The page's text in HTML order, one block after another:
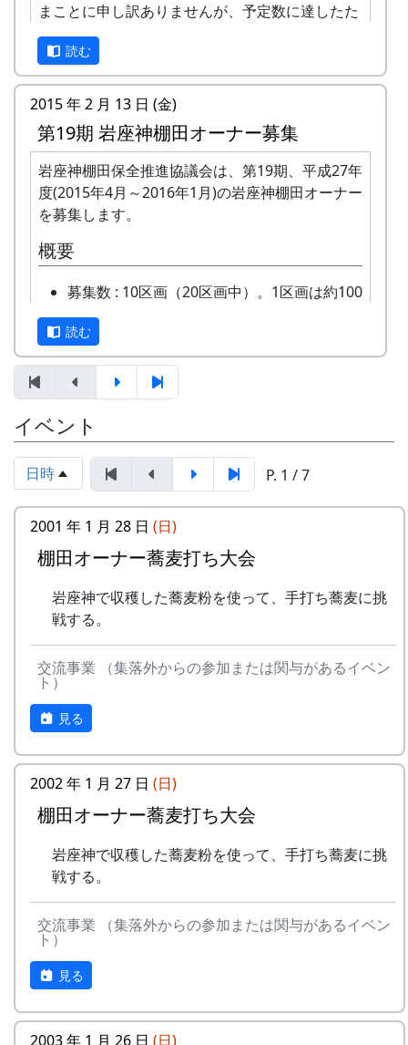
名、電話番号を明記して下さい）。 折り返
し、詳しい内容と「申し込みアンケート」を
お送りいたしますので、申し込みアンケート
をご返送ください。
申込み・お問合せの窓口
岩座神棚田保全推進協議会事務局
TEL & FAX: 9999-99-9999
携帯: 999-9999-9999
MAIL : mailaddress
平成27年度棚田オーナー (2015-04-12 11:26:16)
岩座神棚田オーナーの特典
一から十までプロの指導を受け、減農薬栽培
収穫した米を全部お持ち帰りいただけます。
(100平方メートルの収穫収量は玄米で約30キ
ロです。) 清流の里、岩座神地区のコシヒカ
リは特においしいと評判です。
回程度)、施肥、脱穀、乾燥、籾すりなどは
地元農家で担当します。
実りの時期には、かかしを立てることができ
多可町の宿泊施設を安く利用できます(青年
の家、悠遊館、ハーモニーパークなど)。
多可町の特産品がもらえます(1万円相当)。
地元の新鮮な野菜を購入できます。
す。
村の秋祭りに参加して、御神酒を飲み、「ひ
きやま」を引くことができます。
岩座神産の蕎麦粉を使って蕎麦打ち体験をす
まことに申し訳ありませんが、予定数に達したた
め、オーナーの募集は締め切らせていただきまし
た。悪しからずご了承下さい。
オーナー田 : 16区画。1区画は約100平方メー
トルです。
オーナーの資格 : まじめに農業に取り組み、
自然とふれあう勇気をお持ちで、地域になじ
めるかた。家族や団体でも結構です。
年会費 : 1区画5万円。
第18期棚田オーナー対面式 (2014-04-13 12:03:51)
岩座神棚田オーナーの特典
一から十までプロの指導を受け、減農薬栽培
の米づくりを体験できます。
収穫した米を全部お持ち帰りいただけます。
ロです。) 清流の里、岩座神地区のコシヒカ
リは特においしいと評判です。
田すき、田ごしらえ、水管理、病害虫対策(3
回程度)、施肥、脱穀、乾燥、籾すりなどは
実りの時期には、かかしを立てることができ
ます。
多可町の宿泊施設を安く利用できます(青年
多可町の特産品がもらえます(1万円相当)。
地元の新鮮な野菜を購入できます。
田植え、稲刈り時のイベントに参加できま
す。
読む
2015 年 2 月 13 日 (金)
第19期 岩座神棚田オーナー募集
岩座神棚田保全推進協議会は、第19期、平成27年
度(2015年4月～2016年1月)の岩座神棚田オーナー
を募集します。
概要
募集数 : 10区画（20区画中）。1区画は約100
平方メートルです。
応募資格 : まじめに農業に取り組み、自然と
ふれあう勇気をお持ちで、地域になじめるか
た。家族や団体でも結構です。
年会費 : 1区画5万円です。
申込み期限 : 2015年3月15日。
選考 : 応募者が募集数を超えた場合は、書類
選考させていただきます。
申込み方法 : 下記の申込み窓口に、郵便番
号、住所、氏名、電話番号を明記して、FAX
またはメールでお申込み下さい。 折り返し、
詳しい内容と「申し込みアンケート」をお送
返送ください。
「申込みアンケート(PDF)」をご利用下さっ
てもかまいません。
申込み・お問合せの窓口
岩座神棚田保全推進協議会事務局
MAIL : mailaddress
担当 : XX
読む
イベント
日時 P. 1 / 7
2001 年 1 月 28 日 (日)
棚田オーナー蕎麦打ち大会
岩座神で収穫した蕎麦粉を使って、手打ち蕎麦に挑
戦する。
交流事業 （集落外からの参加または関与があるイベン
ト）
見る
2002 年 1 月 27 日 (日)
棚田オーナー蕎麦打ち大会
岩座神で収穫した蕎麦粉を使って、手打ち蕎麦に挑
戦する。
交流事業 （集落外からの参加または関与があるイベン
ト）
見る
2003 年 1 月 26 日 (日)